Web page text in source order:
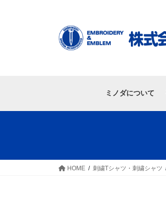
ミノダについて
HOME 刺繍Tシャツ・刺繍シャツ